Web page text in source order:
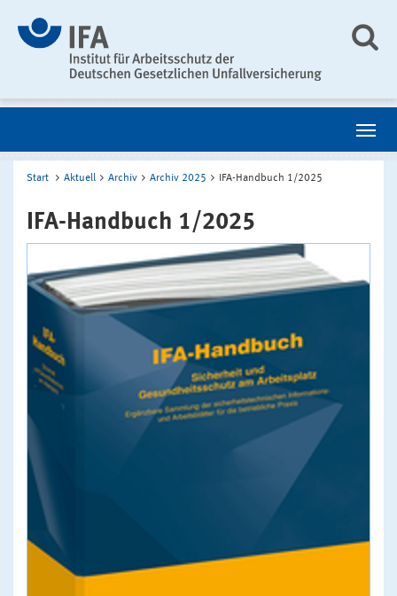
Start Aktuell Archiv Archiv 2025 IFA-Handbuch 1/2025
IFA-Handbuch 1/2025